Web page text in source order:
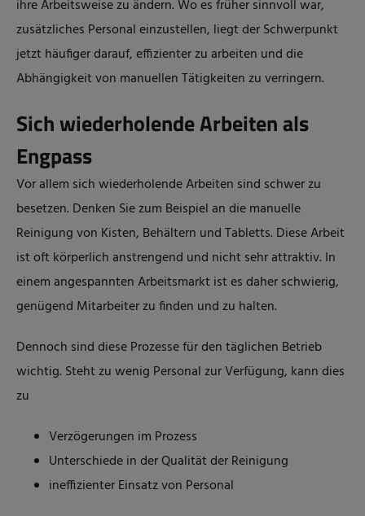
ihre Arbeitsweise zu ändern. Wo es früher sinnvoll war,
zusätzliches Personal einzustellen, liegt der Schwerpunkt
jetzt häufiger darauf, effizienter zu arbeiten und die
Abhängigkeit von manuellen Tätigkeiten zu verringern.
Sich wiederholende Arbeiten als
Engpass
Vor allem sich wiederholende Arbeiten sind schwer zu
besetzen. Denken Sie zum Beispiel an die manuelle
Reinigung von Kisten, Behältern und Tabletts. Diese Arbeit
ist oft körperlich anstrengend und nicht sehr attraktiv. In
einem angespannten Arbeitsmarkt ist es daher schwierig,
genügend Mitarbeiter zu finden und zu halten.
Dennoch sind diese Prozesse für den täglichen Betrieb
wichtig. Steht zu wenig Personal zur Verfügung, kann dies
zu
Verzögerungen im Prozess
Unterschiede in der Qualität der Reinigung
ineffizienter Einsatz von Personal